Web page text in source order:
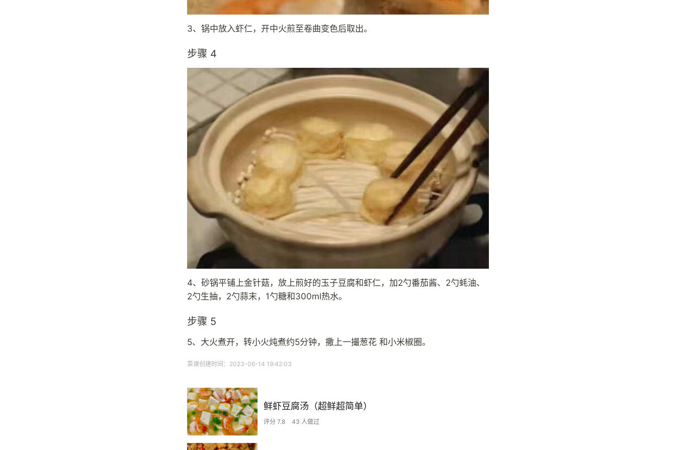
3、锅中放入虾仁，开中火煎至卷曲变色后取出。
步骤 4
4、砂锅平铺上金针菇，放上煎好的玉子豆腐和虾仁，加2勺番茄酱、2勺蚝油、
2勺生抽，2勺蒜末，1勺糖和300ml热水。
步骤 5
5、大火煮开，转小火炖煮约5分钟，撒上一撮葱花 和小米椒圈。
菜谱创建时间：2023-06-14 19:42:03
鲜虾豆腐汤（超鲜超简单）
评分 7.8 43 人做过